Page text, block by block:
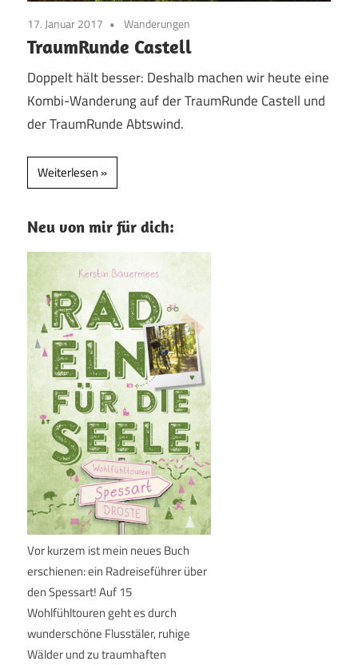
17. Januar 2017 Wanderungen
TraumRunde Castell
Doppelt hält besser: Deshalb machen wir heute eine
Kombi-Wanderung auf der TraumRunde Castell und
der TraumRunde Abtswind.
Weiterlesen
Neu von mir für dich:
Vor kurzem ist mein neues Buch
erschienen: ein Radreiseführer über
den Spessart! Auf 15
Wohlfühltouren geht es durch
wunderschöne Flusstäler, ruhige
Wälder und zu traumhaften